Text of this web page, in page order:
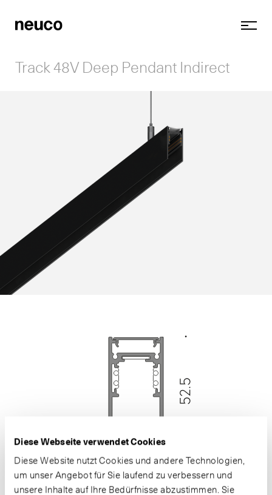
Diese Webseite verwendet Cookies
Diese Website nutzt Cookies und andere Technologien,
um unser Angebot für Sie laufend zu verbessern und
unsere Inhalte auf Ihre Bedürfnisse abzustimmen. Sie
Track 48V Deep Pendant Indirect